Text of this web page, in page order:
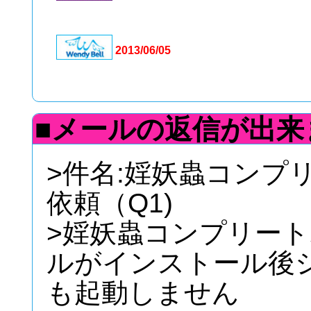
2013/06/05
■メールの返信が出
>件名:婬妖蟲コンプ
依頼（Q1)
>婬妖蟲コンプリー
ルがインストール後
も起動しません